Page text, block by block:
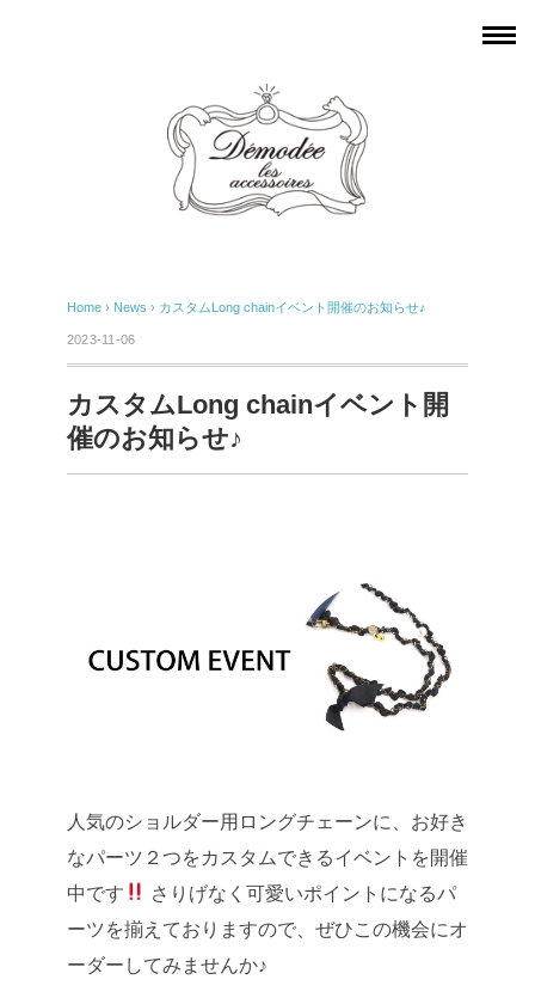
Home › News › カスタムLong chainイベント開催のお知らせ♪
2023-11-06
カスタムLong chainイベント開
催のお知らせ♪
人気のショルダー用ロングチェーンに、お好き
なパーツ２つをカスタムできるイベントを開催
中です
さりげなく可愛いポイントになるパ
ーツを揃えておりますので、ぜひこの機会にオ
ーダーしてみませんか♪